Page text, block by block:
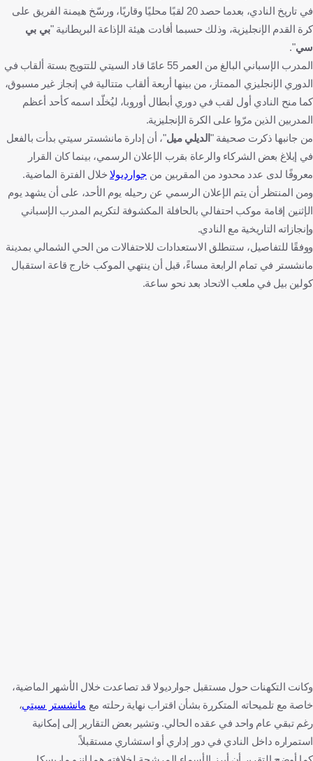
في تاريخ النادي، بعدما حصد 20 لقبًا محليًا وقاريًا، ورسّخ هيمنة الفريق على
كرة القدم الإنجليزية، وذلك حسبما أفادت هيئة الإذاعة البريطانية "بي بي
سي".
المدرب الإسباني البالغ من العمر 55 عامًا قاد السيتي للتتويج بستة ألقاب في
الدوري الإنجليزي الممتاز، من بينها أربعة ألقاب متتالية في إنجاز غير مسبوق،
كما منح النادي أول لقب في دوري أبطال أوروبا، ليُخلّد اسمه كأحد أعظم
المدربين الذين مرّوا على الكرة الإنجليزية.
من جانبها ذكرت صحيفة " الديلي ميل"، أن إدارة مانشستر سيتي بدأت بالفعل
في إبلاغ بعض الشركاء والرعاة بقرب الإعلان الرسمي، بينما كان القرار
معروفًا لدى عدد محدود من المقربين منجوارديولا خلال الفترة الماضية.
ومن المنتظر أن يتم الإعلان الرسمي عن رحيله يوم الأحد، على أن يشهد يوم
الإثنين إقامة موكب احتفالي بالحافلة المكشوفة لتكريم المدرب الإسباني
وإنجازاته التاريخية مع النادي.
ووفقًا للتفاصيل، ستنطلق الاستعدادات للاحتفالات من الحي الشمالي بمدينة
مانشستر في تمام الرابعة مساءً، قبل أن ينتهي الموكب خارج قاعة استقبال
كولين بيل في ملعب الاتحاد بعد نحو ساعة.
وكانت التكهنات حول مستقبل جوارديولا قد تصاعدت خلال الأشهر الماضية،
خاصة مع تلميحاته المتكررة بشأن اقتراب نهاية رحلته مع مانشستر سيتي،
رغم تبقي عام واحد في عقده الحالي. وتشير بعض التقارير إلى إمكانية
استمراره داخل النادي في دور إداري أو استشاري مستقبلاً.